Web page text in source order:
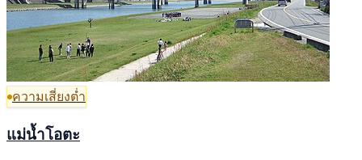
ความเสี่ยงต่ำ
แม่น้ำโอตะ